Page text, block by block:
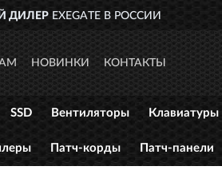
НОВИНКИ КОНТАКТЫ
SSD Вентиляторы Клавиатуры
Патч-корды Патч-панели